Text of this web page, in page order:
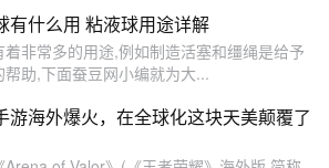
有什么用 粘液球用途详解
非常多的用途,例如制造活塞和缰绳是给予
助,下面蚕豆网小编就为大...
游海外爆火，在全球化这块天美颠覆了